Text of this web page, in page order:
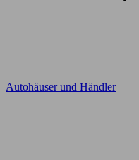
Autohäuser und Händler